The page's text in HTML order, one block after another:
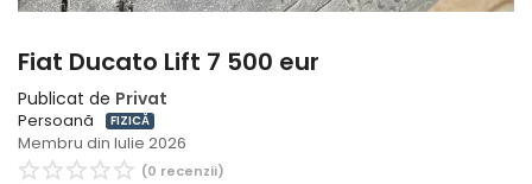
Fiat Ducato Lift 7 500 eur
Publicat de Privat
Persoană FIZICĂ
Membru din Iulie 2026
(0 recenzii)